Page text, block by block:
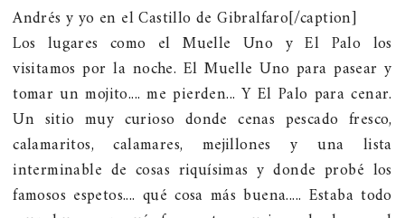
Andrés y yo en el Castillo de Gibralfaro[/caption]
Los lugares como el Muelle Uno y El Palo los
visitamos por la noche. El Muelle Uno para pasear y
tomar un mojito.... me pierden... Y El Palo para cenar.
Un sitio muy curioso donde cenas pescado fresco,
calamaritos, calamares, mejillones y una lista
interminable de cosas riquísimas y donde probé los
famosos espetos.... qué cosa más buena..... Estaba todo